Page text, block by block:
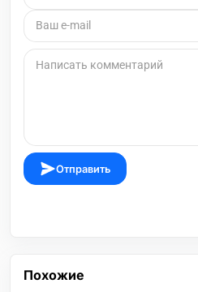
Отправить
Похожие